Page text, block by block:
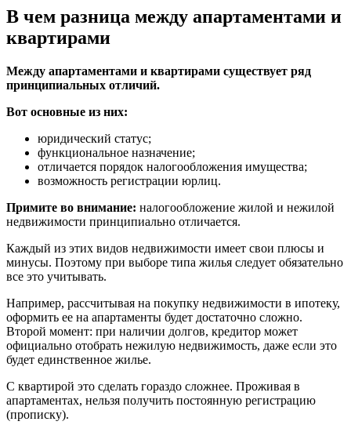
В чем разница между апартаментами и
квартирами
Между апартаментами и квартирами существует ряд
принципиальных отличий.
Вот основные из них:
юридический статус;
функциональное назначение;
отличается порядок налогообложения имущества;
возможность регистрации юрлиц.
Примите во внимание: налогообложение жилой и нежилой
недвижимости принципиально отличается.
Каждый из этих видов недвижимости имеет свои плюсы и
минусы. Поэтому при выборе типа жилья следует обязательно
все это учитывать.
Например, рассчитывая на покупку недвижимости в ипотеку,
оформить ее на апартаменты будет достаточно сложно.
Второй момент: при наличии долгов, кредитор может
официально отобрать нежилую недвижимость, даже если это
будет единственное жилье.
С квартирой это сделать гораздо сложнее. Проживая в
апартаментах, нельзя получить постоянную регистрацию
(прописку).